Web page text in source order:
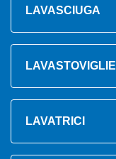
LAVASCIUGA
LAVASTOVIGLIE
LAVATRICI